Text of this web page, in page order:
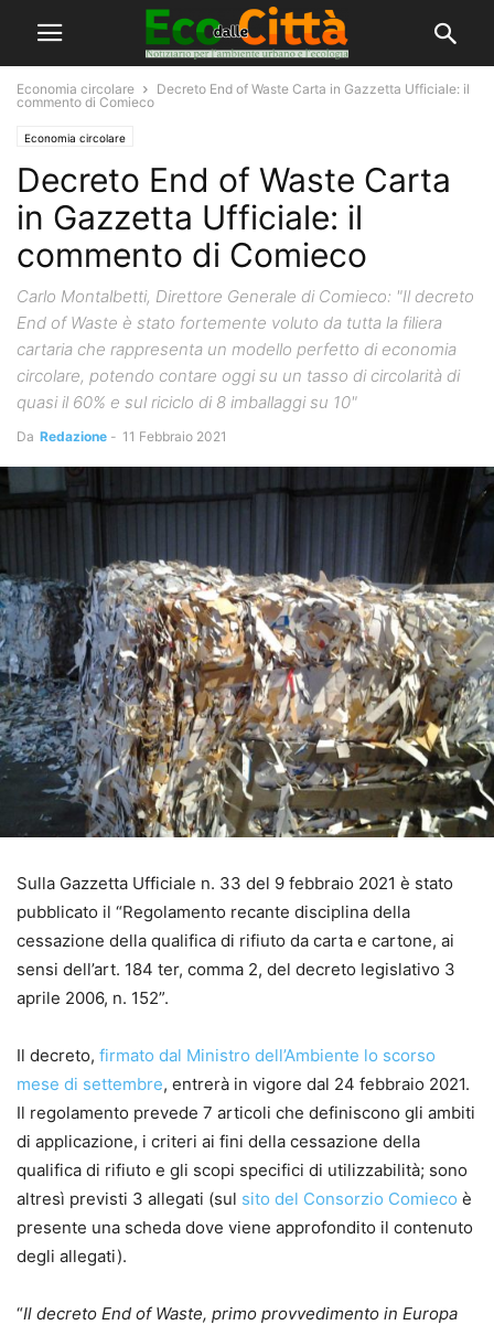
Economia circolare
Decreto End of Waste Carta in Gazzetta Ufficiale: il
commento di Comieco
Economia circolare
Decreto End of Waste Carta
in Gazzetta Ufficiale: il
commento di Comieco
Carlo Montalbetti, Direttore Generale di Comieco: "Il decreto
End of Waste è stato fortemente voluto da tutta la filiera
cartaria che rappresenta un modello perfetto di economia
circolare, potendo contare oggi su un tasso di circolarità di
quasi il 60% e sul riciclo di 8 imballaggi su 10"
Da Redazione - 11 Febbraio 2021
Sulla Gazzetta Ufficiale n. 33 del 9 febbraio 2021 è stato
pubblicato il “Regolamento recante disciplina della
cessazione della qualifica di rifiuto da carta e cartone, ai
sensi dell’art. 184 ter, comma 2, del decreto legislativo 3
aprile 2006, n. 152”.
Il decreto, firmato dal Ministro dell’Ambiente lo scorso
mese di settembre, entrerà in vigore dal 24 febbraio 2021.
Il regolamento prevede 7 articoli che definiscono gli ambiti
di applicazione, i criteri ai fini della cessazione della
qualifica di rifiuto e gli scopi specifici di utilizzabilità; sono
altresì previsti 3 allegati (sul sito del Consorzio Comieco è
presente una scheda dove viene approfondito il contenuto
degli allegati).
“Il decreto End of Waste, primo provvedimento in Europa